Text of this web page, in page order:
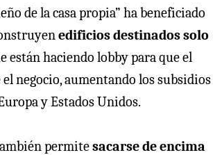
de la casa propia” ha beneficiado
edificios destinados solo
están haciendo lobby para que el
negocio, aumentando los subsidios
y Estados Unidos.
permitesacarse de encima